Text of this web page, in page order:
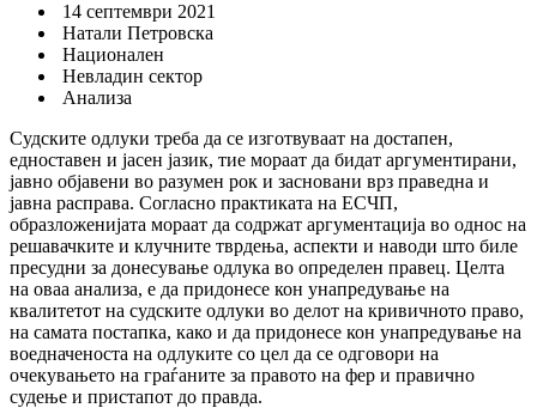
14 септември 2021
Натали Петровска
Национален
Невладин сектор
Анализа
Судските одлуки треба да се изготвуваат на достапен,
едноставен и јасен јазик, тие мораат да бидат аргументирани,
јавно објавени во разумен рок и засновани врз праведна и
јавна расправа. Согласно практиката на ЕСЧП,
образложенијата мораат да содржат аргументација во однос на
решавачките и клучните тврдења, аспекти и наводи што биле
пресудни за донесување одлука во определен правец. Целта
на оваа анализа, е да придонесе кон унапредување на
квалитетот на судските одлуки во делот на кривичното право,
на самата постапка, како и да придонесе кон унапредување на
воедначеноста на одлуките со цел да се одговори на
очекувањето на граѓаните за правото на фер и правично
судење и пристапот до правда.